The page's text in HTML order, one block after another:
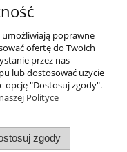
poprawne
ofertę do Twoich
przez nas
lub dostosować użycie
opcję "Dostosuj zgody".
Polityce
zgody